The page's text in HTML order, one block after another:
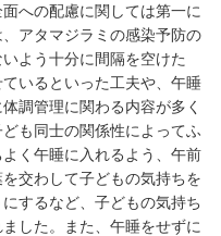
への配慮に関しては第一に
アタマジラミの感染予防の
よう十分に間隔を空けた
いるといった工夫や、午睡
調管理に関わる内容が多く
も同士の関係性によってふ
く午睡に入れるよう、午前
交わして子どもの気持ちを
するなど、子どもの気持ち
した。また、午睡をせずに